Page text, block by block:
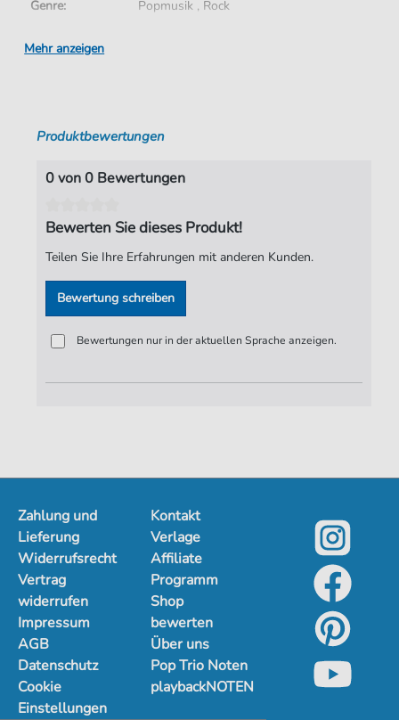
Genre:
Popmusik , Rock
Popmusik:
Tonart:
A-Dur
Künstler:
Level 42
Michael Lindup
Seiten:
5
Verlag:
Faber Music Limited
Mehr anzeigen
Produktbewertungen
0 von 0 Bewertungen
Bewerten Sie dieses Produkt!
Teilen Sie Ihre Erfahrungen mit anderen Kunden.
Bewertung schreiben
Bewertungen nur in der aktuellen Sprache anzeigen.
Zahlung und
Lieferung
Widerrufsrecht
Vertrag
widerrufen
Impressum
AGB
Datenschutz
Cookie
Einstellungen
Kontakt
Verlage
Affiliate
Programm
Shop
bewerten
Über uns
Pop Trio Noten
playbackNOTEN